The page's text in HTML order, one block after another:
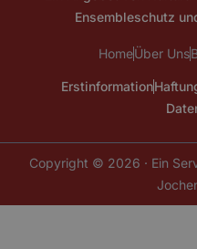
Ensembleschutz
HomeÜber Uns
Erstinformation
Copyright © 2026 · Ein